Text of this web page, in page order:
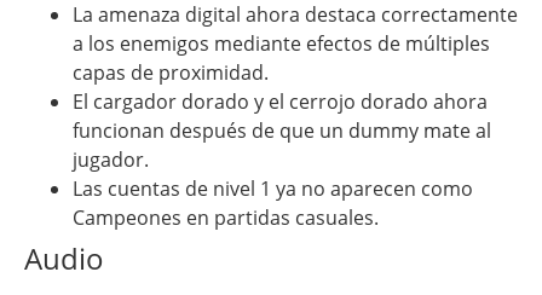
La amenaza digital ahora destaca correctamente
a los enemigos mediante efectos de múltiples
capas de proximidad.
El cargador dorado y el cerrojo dorado ahora
funcionan después de que un dummy mate al
jugador.
Las cuentas de nivel 1 ya no aparecen como
Campeones en partidas casuales.
Audio